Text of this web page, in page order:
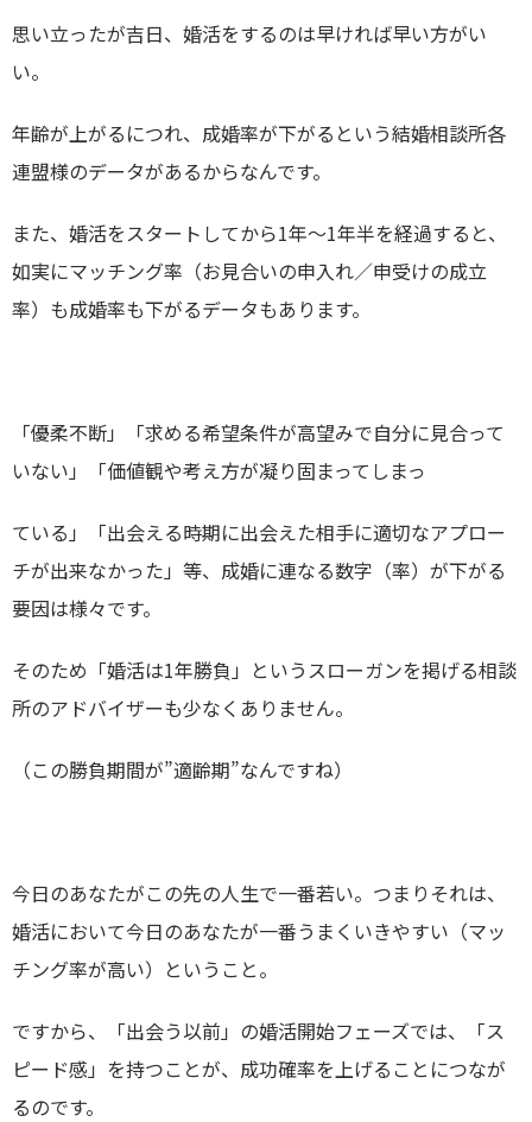
思い立ったが吉日、婚活をするのは早ければ早い方がい
い。
年齢が上がるにつれ、成婚率が下がるという結婚相談所各
連盟様のデータがあるからなんです。
また、婚活をスタートしてから1年～1年半を経過すると、
如実にマッチング率（お見合いの申入れ／申受けの成立
率）も成婚率も下がるデータもあります。
「優柔不断」「求める希望条件が高望みで自分に見合って
いない」「価値観や考え方が凝り固まってしまっ
ている」「出会える時期に出会えた相手に適切なアプロー
チが出来なかった」等、成婚に連なる数字（率）が下がる
要因は様々です。
そのため「婚活は1年勝負」というスローガンを掲げる相談
所のアドバイザーも少なくありません。
（この勝負期間が”適齢期”なんですね）
今日のあなたがこの先の人生で一番若い。つまりそれは、
婚活において今日のあなたが一番うまくいきやすい（マッ
チング率が高い）ということ。
ですから、「出会う以前」の婚活開始フェーズでは、「ス
ピード感」を持つことが、成功確率を上げることにつなが
るのです。